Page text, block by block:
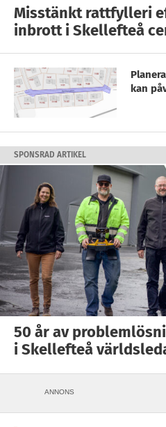
Misstänkt rattfylleri
inbrott i Skellefteå
kan
SPONSRAD ARTIKEL
50 år av
i Skellefteå
ANNONS